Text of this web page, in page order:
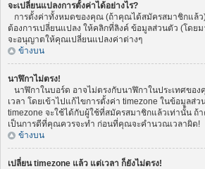
จะเปลี่ยนแปลงการตั้งค่าได้อย่างไร?
การตั้งค่าทั้งหมดของคุณ (ถ้าคุณได้สมัครสมาชิกแล้ว)
ต้องการเปลี่ยนแปลง ให้คลิกที่ลิงค์ ข้อมูลส่วนตัว (โดย
จะอนุญาตให้คุณเปลี่ยนแปลงค่าต่างๆ
ข้างบน
นาฬิกาไม่ตรง!
นาฬิกาในบอร์ด อาจไม่ตรงกับนาฬิกาในประเทศขอ
เวลา โดยเข้าไปแก้ไขการตั้งค่า timezone ในข้อมูลส่
timezone จะใช้ได้กับผู้ใช้ที่สมัครสมาชิกแล้วเท่านั้น ถ้
เป็นการดีที่คุณควรจะทำ ก่อนที่คุณจะคำนวณเวลาผิด!
ข้างบน
เปลี่ยน timezone แล้ว แต่เวลา ก็ยังไม่ตรง!